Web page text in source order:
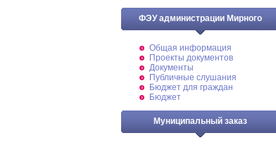
ФЭУ администрации Мирного
Общая информация
Проекты документов
Документы
Публичные слушания
Бюджет для граждан
Бюджет
Муниципальный заказ